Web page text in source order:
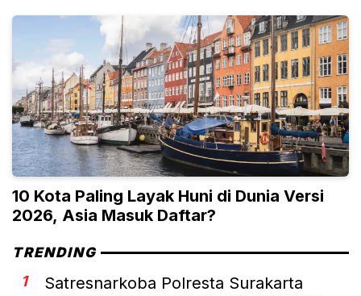
10 Kota Paling Layak Huni di Dunia Versi
2026, Asia Masuk Daftar?
TRENDING
1
Satresnarkoba Polresta Surakarta